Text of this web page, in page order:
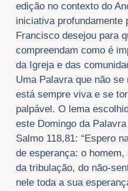
edição no contexto do
iniciativa profundamente
Francisco desejou para
compreendam como é
da Igreja e das
Uma Palavra que não
está sempre viva e se
palpável. O lema
este Domingo da
Salmo 118,81: “Espero
de esperança: o
da tribulação, do não-
nele toda a sua